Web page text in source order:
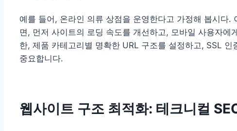
예를 들어, 온라인 의류 상점을 운영한다고 가정해 봅시다.
면, 먼저 사이트의 로딩 속도를 개선하고, 모바일 사용자에
한, 제품 카테고리별 명확한 URL 구조를 설정하고, SSL
중요합니다.
웹사이트 구조 최적화: 테크니컬